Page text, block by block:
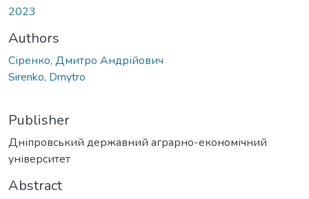
2023
Authors
Сіренко, Дмитро Андрійович
Sirenko, Dmytro
Publisher
Дніпровський державний аграрно-економічний
університет
Abstract